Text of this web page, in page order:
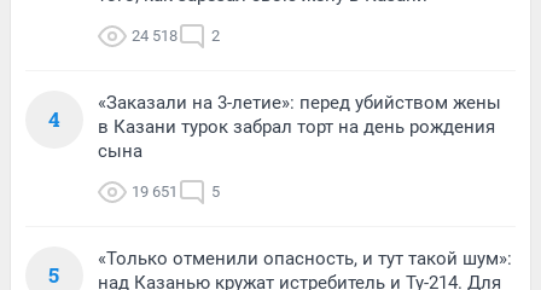
24 518 2
4
«Заказали на 3-летие»: перед убийством жены
в Казани турок забрал торт на день рождения
сына
19 651 5
5
«Только отменили опасность, и тут такой шум»:
над Казанью кружат истребитель и Ту-214. Для